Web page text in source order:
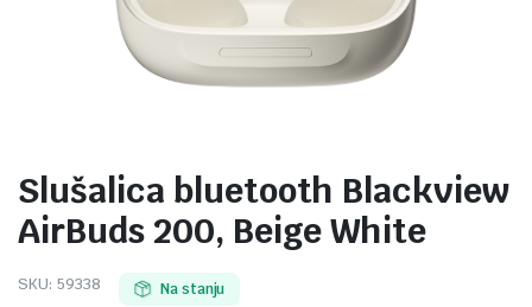
Slušalica bluetooth Blackview
AirBuds 200, Beige White
SKU: 59338 Na stanju